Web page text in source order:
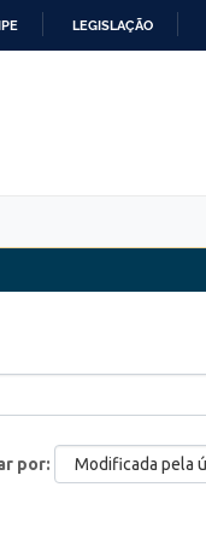
LEGISLAÇÃO
por